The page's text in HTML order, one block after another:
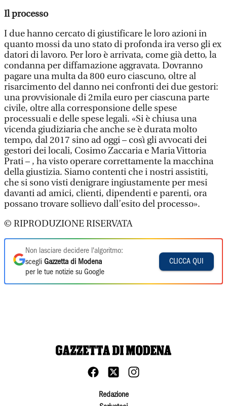
Il processo
I due hanno cercato di giustificare le loro azioni in
quanto mossi da uno stato di profonda ira verso gli ex
datori di lavoro. Per loro è arrivata, come già detto, la
condanna per diffamazione aggravata. Dovranno
pagare una multa da 800 euro ciascuno, oltre al
risarcimento del danno nei confronti dei due gestori:
una provvisionale di 2mila euro per ciascuna parte
civile, oltre alla corresponsione delle spese
processuali e delle spese legali. «Si è chiusa una
vicenda giudiziaria che anche se è durata molto
tempo, dal 2017 sino ad oggi – così gli avvocati dei
gestori dei locali, Cosimo Zaccaria e Maria Vittoria
Prati – , ha visto operare correttamente la macchina
della giustizia. Siamo contenti che i nostri assistiti,
che si sono visti denigrare ingiustamente per mesi
davanti ad amici, clienti, dipendenti e parenti, ora
possano trovare sollievo dall’esito del processo».
© RIPRODUZIONE RISERVATA
Non lasciare decidere l'algoritmo:
scegli Gazzetta di Modena
per le tue notizie su Google
CLICCA QUI
Redazione